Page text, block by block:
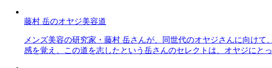
藤村 岳のオヤジ美容道
メンズ美容の研究家・藤村 岳さんが、同世代のオヤジさんに向け
感を覚え、この道を志したという岳さんのセレクトは、オヤジにと